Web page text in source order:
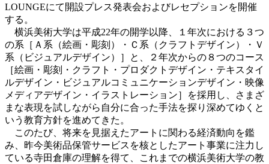
LOUNGEにて開設プレス発表会およびレセプションを開催
する。
横浜美術大学は平成22年の開学以降、１年次における３つ
の系［Ａ系（絵画・彫刻）・Ｃ系（クラフトデザイン）・Ｖ
系（ビジュアルデザイン）］と、２年次からの８つのコース
［絵画・彫刻・クラフト・プロダクトデザイン・テキスタイ
ルデザイン・ビジュアルコミュニケーションデザイン・映像
メディアデザイン・イラストレーション］を採用し、さまざ
まな表現を試しながら自分に合った手法を探り深めてゆくと
いう教育方針を進めてきた。
このたび、将来を見据えたアートに関わる経済動向を鑑
み、昨今美術品保管サービスを核としたアート事業に注力し
ている寺田倉庫の理解を得て、これまでの横浜美術大学の教